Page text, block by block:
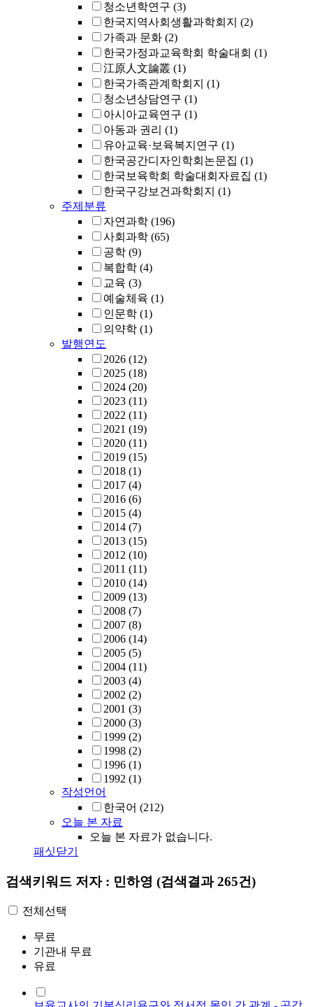
청소년학연구 (3)
한국지역사회생활과학회지 (2)
가족과 문화 (2)
한국가정과교육학회 학술대회 (1)
江原人文論叢 (1)
한국가족관계학회지 (1)
청소년상담연구 (1)
아시아교육연구 (1)
아동과 권리 (1)
유아교육·보육복지연구 (1)
한국공간디자인학회논문집 (1)
한국보육학회 학술대회자료집 (1)
한국구강보건과학회지 (1)
주제분류
자연과학 (196)
사회과학 (65)
공학 (9)
복합학 (4)
교육 (3)
예술체육 (1)
인문학 (1)
의약학 (1)
발행연도
2026 (12)
2025 (18)
2024 (20)
2023 (11)
2022 (11)
2021 (19)
2020 (11)
2019 (15)
2018 (1)
2017 (4)
2016 (6)
2015 (4)
2014 (7)
2013 (15)
2012 (10)
2011 (11)
2010 (14)
2009 (13)
2008 (7)
2007 (8)
2006 (14)
2005 (5)
2004 (11)
2003 (4)
2002 (2)
2001 (3)
2000 (3)
1999 (2)
1998 (2)
1996 (1)
1992 (1)
작성언어
한국어 (212)
오늘 본 자료
오늘 본 자료가 없습니다.
패싯닫기
검색키워드 저자 : 민하영 (검색결과 265건)
전체선택
무료
기관내 무료
유료